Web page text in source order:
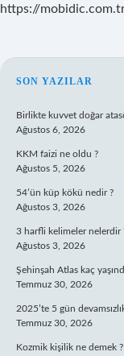
https://
SON YAZILAR
Birlikte kuvvet doğar
Ağustos 6, 2026
KKM faizi ne oldu ?
Ağustos 5, 2026
54’ün küp kökü nedir ?
Ağustos 3, 2026
3 harfli kelimeler nelerdir
Ağustos 3, 2026
Şehinşah Atlas kaç
Temmuz 30, 2026
2025’te 5 gün
Temmuz 30, 2026
Kozmik kişilik ne demek ?